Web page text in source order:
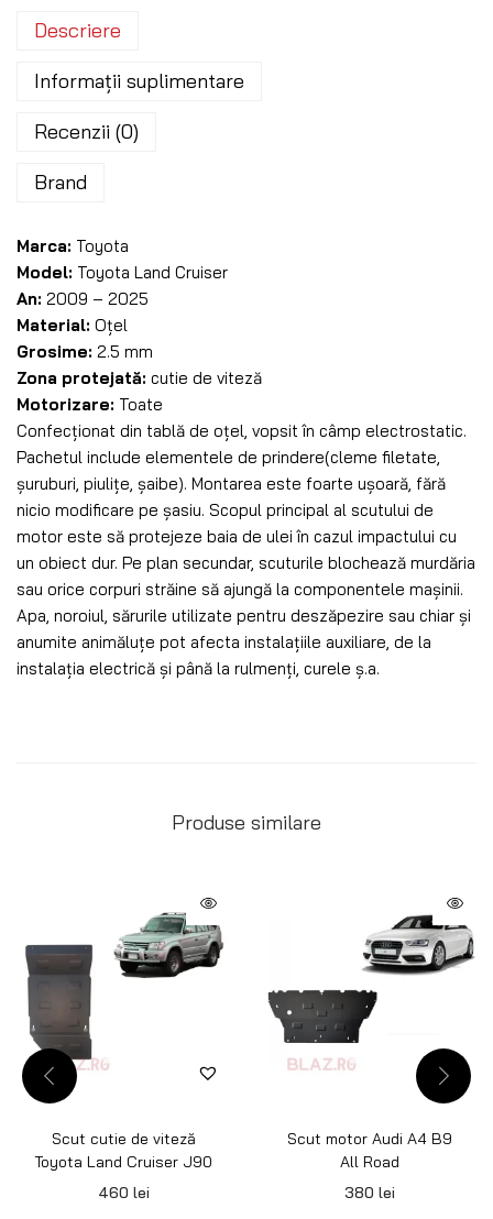
Descriere
Informații suplimentare
Recenzii (0)
Brand
Marca: Toyota
Model: Toyota Land Cruiser
An: 2009 – 2025
Material: Oțel
Grosime: 2.5 mm
Zona protejată: cutie de viteză
Motorizare: Toate
Confecționat din tablă de oțel, vopsit în câmp electrostatic.
Pachetul include elementele de prindere(cleme filetate,
șuruburi, piulițe, șaibe). Montarea este foarte ușoară, fără
nicio modificare pe șasiu. Scopul principal al scutului de
motor este să protejeze baia de ulei în cazul impactului cu
un obiect dur. Pe plan secundar, scuturile blochează murdăria
sau orice corpuri străine să ajungă la componentele mașinii.
Apa, noroiul, sărurile utilizate pentru deszăpezire sau chiar și
anumite animăluțe pot afecta instalațiile auxiliare, de la
instalația electrică și până la rulmenți, curele ș.a.
Produse similare
Scut cutie de viteză
Toyota Land Cruiser J90
460 lei
Scut motor Audi A4 B9
All Road
380 lei